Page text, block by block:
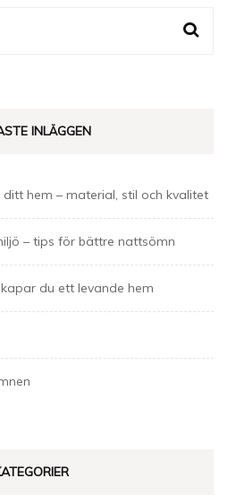
INLÄGGEN
hem – material, stil och kvalitet
– tips för bättre nattsömn
du ett levande hem